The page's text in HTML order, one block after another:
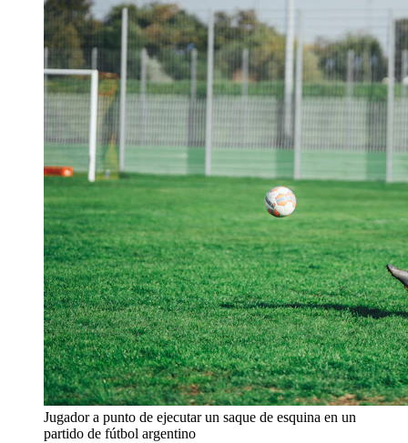
Jugador a punto de ejecutar un saque de esquina en un
partido de fútbol argentino